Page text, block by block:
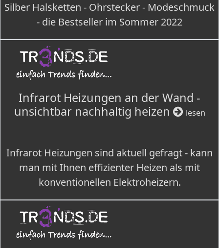
Silber Halsketten - Ohrstecker - Modeschmuck
- die Bestseller im Sommer 2022
Infrarot Heizungen an der Wand -
unsichtbar nachhaltig heizen
lesen
Infrarot Heizungen sind aktuell gefragt - kann
man mit Ihnen effizienter Heizen als mit
konventionellen Elektroheizern.